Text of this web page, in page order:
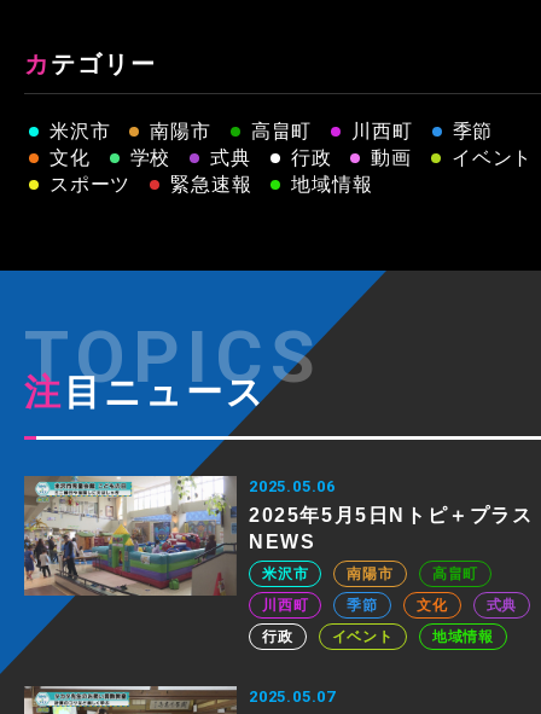
カテゴリー
米沢市 南陽市 高畠町 川西町
季節
文化
学校 式典 行政 動画
イベント
スポーツ
緊急速報 地域情報
注目ニュース
2025.05.06
2025年5月5日Nトピ＋プラス
NEWS
米沢市 南陽市
高畠町
川西町
季節 文化
式典
行政
イベント 地域情報
2025.05.07